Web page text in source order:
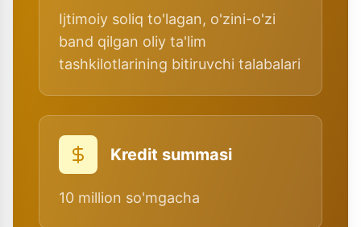
Ijtimoiy soliq to'lagan, o'zini-o'zi
band qilgan oliy ta'lim
tashkilotlarining bitiruvchi talabalari
Kredit summasi
10 million so'mgacha